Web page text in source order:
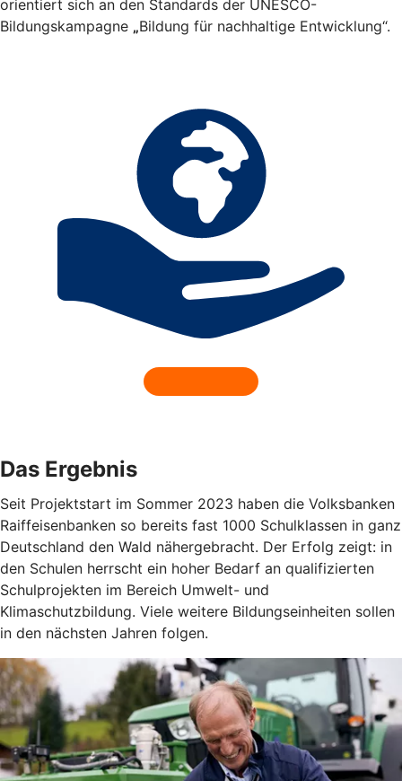
orientiert sich an den Standards der UNESCO-
Bildungskampagne „Bildung für nachhaltige Entwicklung“.
Das Ergebnis
Seit Projektstart im Sommer 2023 haben die Volksbanken
Raiffeisenbanken so bereits fast 1000 Schulklassen in ganz
Deutschland den Wald nähergebracht. Der Erfolg zeigt: in
den Schulen herrscht ein hoher Bedarf an qualifizierten
Schulprojekten im Bereich Umwelt- und
Klimaschutzbildung. Viele weitere Bildungseinheiten sollen
in den nächsten Jahren folgen.